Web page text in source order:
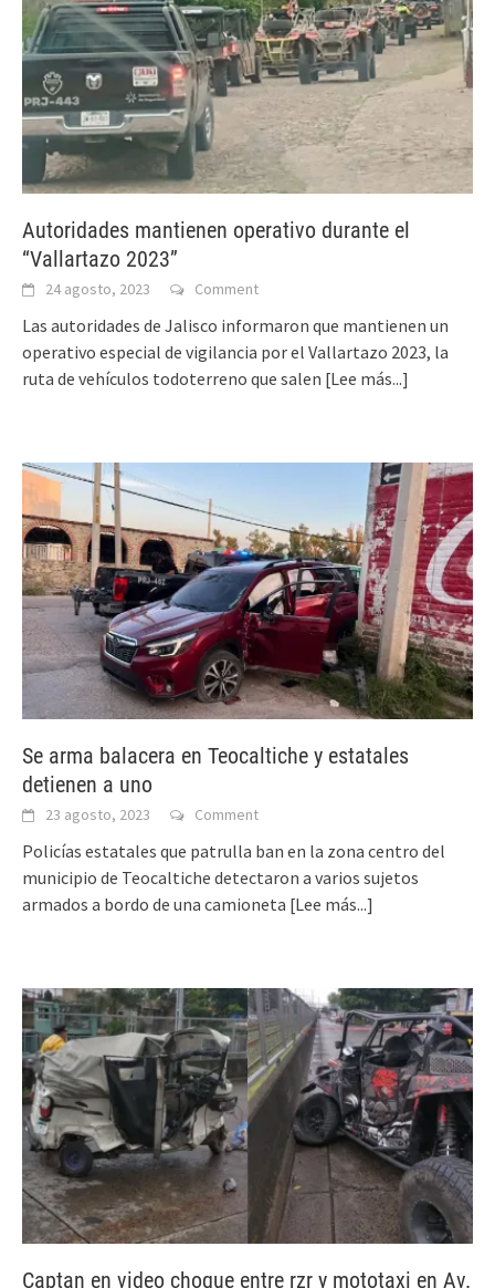
Autoridades mantienen operativo durante el
“Vallartazo 2023”
24 agosto, 2023 Comment
Las autoridades de Jalisco informaron que mantienen un
operativo especial de vigilancia por el Vallartazo 2023, la
ruta de vehículos todoterreno que salen [Lee más...]
Se arma balacera en Teocaltiche y estatales
detienen a uno
23 agosto, 2023 Comment
Policías estatales que patrulla ban en la zona centro del
municipio de Teocaltiche detectaron a varios sujetos
armados a bordo de una camioneta [Lee más...]
Captan en video choque entre rzr y mototaxi en Av.